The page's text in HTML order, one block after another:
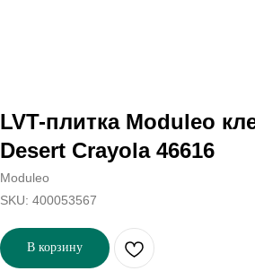
LVT-плитка Moduleo
Desert Crayola 46616
Moduleo
SKU: 400053567
В корзину